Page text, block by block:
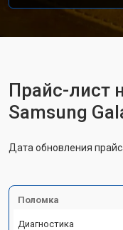
Прайс-лист
Samsung
Дата обновления
Поломка
Диагностика